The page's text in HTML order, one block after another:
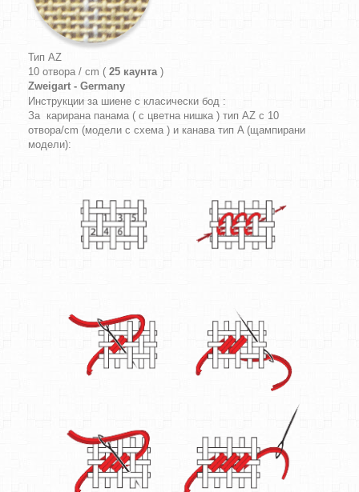
Тип AZ
10 отвора / cm ( 25 каунта)
Zweigart - Germany
Инструкции за шиене с класически бод :
За карирана панама ( с цветна нишка ) тип AZ с 10
отвора/cm (модели с схема ) и канава тип A (щампирани
модели):